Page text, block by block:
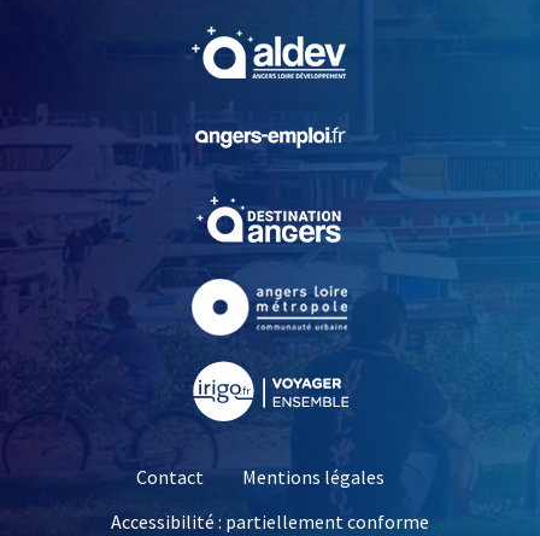
, Ouvre une nouvelle
, Ouvre une nouvelle
Contact
Mentions légales
Accessibilité : partiellement conforme